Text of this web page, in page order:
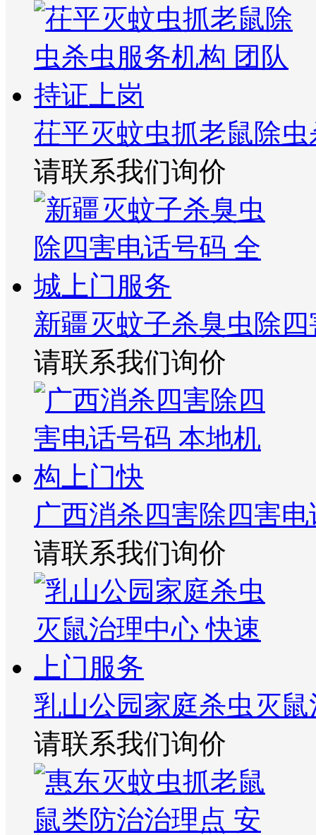
茌平灭蚊虫抓老鼠除
请联系我们询价
新疆灭蚊子杀臭虫除
请联系我们询价
广西消杀四害除四害
请联系我们询价
乳山公园家庭杀虫灭
请联系我们询价